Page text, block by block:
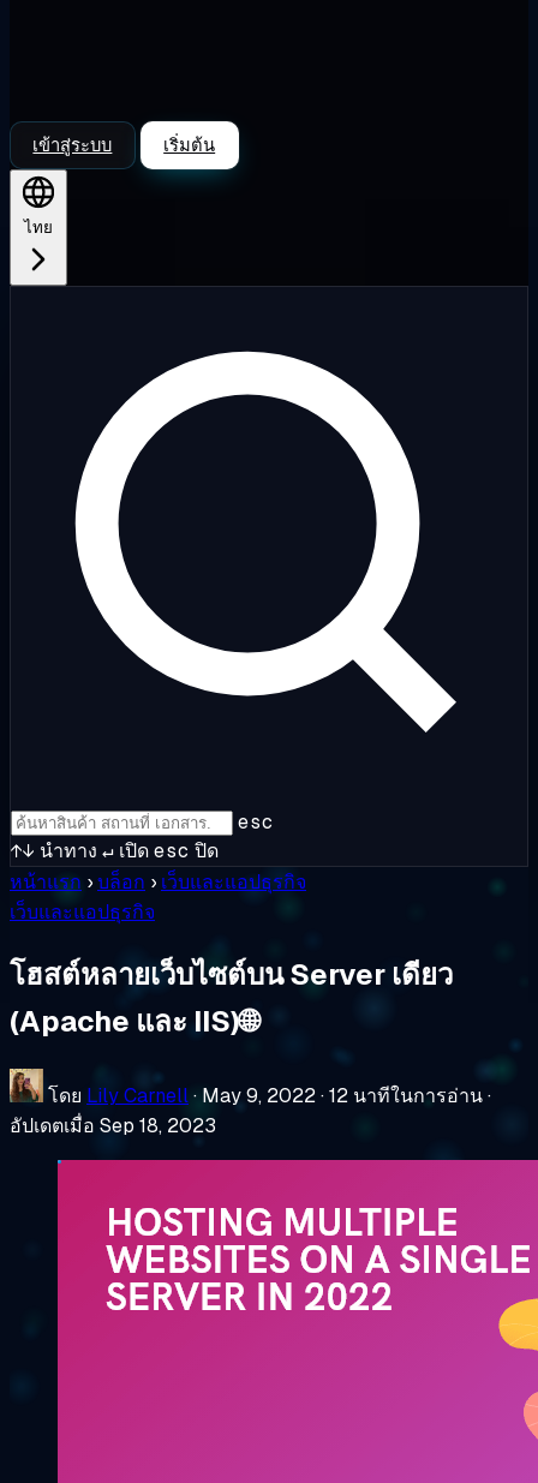
เข้าสู่ระบบ เริ่มต้น
ไทย
esc
↑↓ นำทาง ↵ เปิดesc ปิด
หน้าแรก ›บล็อก › เว็บและแอปธุรกิจ
เว็บและแอปธุรกิจ
โฮสต์หลายเว็บไซต์บน Server เดียว
(Apache และ IIS)🌐
โดย Lily Carnell· May 9, 2022·12 นาทีในการอ่าน·
อัปเดตเมื่อ Sep 18, 2023